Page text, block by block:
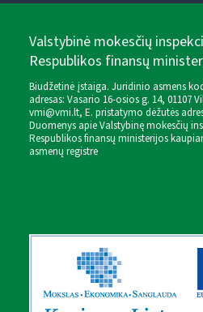
Valstybinė mokesčių
Respublikos finansų
Biudžetinė įstaiga. Juridinio asmens
adresas: Vasario 16-osios g. 14, 01107
vmi@vmi.lt, E. pristatymo dėžutės
Duomenys apie Valstybinę mokesčių
Respublikos finansų ministerijos
asmenų registre